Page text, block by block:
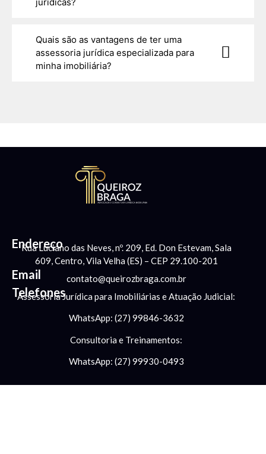
Quais são as vantagens de ter uma
assessoria jurídica especializada para
minha imobiliária?
Endereço
Rua Luciano das Neves, nº. 209, Ed. Don Estevam, Sala
609, Centro, Vila Velha (ES) – CEP 29.100-201
Email contato@queirozbraga.com.br
Telefones
Assessoria Jurídica para Imobiliárias e Atuação Judicial:
WhatsApp: (27) 99846-3632
Consultoria e Treinamentos:
WhatsApp: (27) 99930-0493